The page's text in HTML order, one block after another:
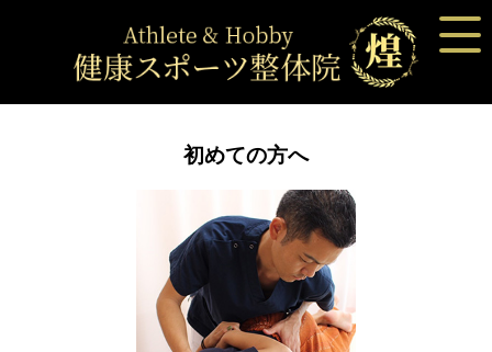
初めての方へ